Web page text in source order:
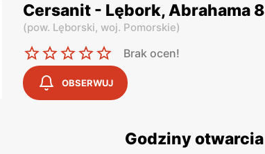
Cersanit - Lębork, Abrahama 8
(pow. Lęborski, woj. Pomorskie)
Brak ocen!
OBSERWUJ
Godziny otwarcia